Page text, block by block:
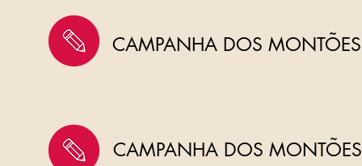
CAMPANHA DOS
CAMPANHA DOS